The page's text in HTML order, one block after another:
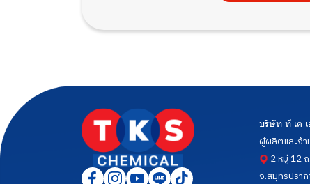
บริษัท ที เค
ผู้ผลิตและจ
2 หมู่ 12
จ.สมุทรปรา